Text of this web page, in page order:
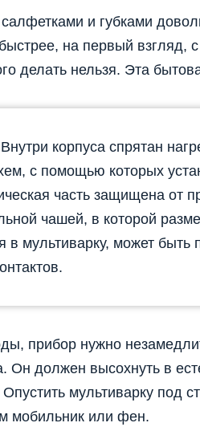
и губками
на первый взгляд,
делать нельзя. Эта
корпуса спрятан
с помощью которых
часть защищена от
чашей, в которой
в мультиварку, может быть
прибор нужно
Он должен высохнуть в
Опустить мультиварку под
мобильник или фен.